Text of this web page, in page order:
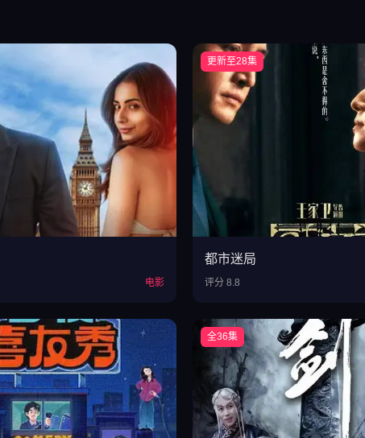
电影
更新至28集
都市迷局
评分 8.8
全36集